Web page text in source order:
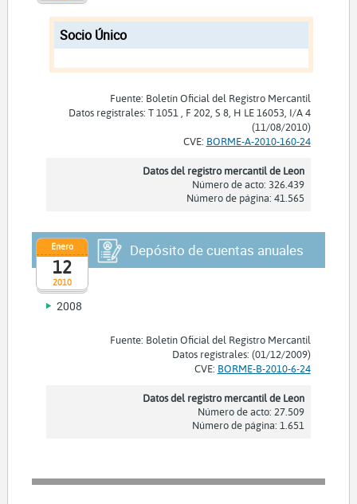
Socio Único
Fuente: Boletín Oficial del Registro Mercantil
Datos registrales: T 1051 , F 202, S 8, H LE 16053, I/A 4
(11/08/2010)
CVE: BORME-A-2010-160-24
Datos del registro mercantil de Leon
Número de acto: 326.439
Número de página: 41.565
2010
Enero
12
Depósito de cuentas anuales
2008
Fuente: Boletín Oficial del Registro Mercantil
Datos registrales: (01/12/2009)
CVE: BORME-B-2010-6-24
Datos del registro mercantil de Leon
Número de acto: 27.509
Número de página: 1.651